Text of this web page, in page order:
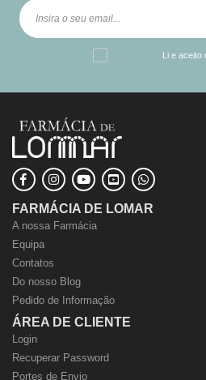
Li e
FARMÁCIA DE LOMAR
A nossa Farmácia
Equipa
Contatos
Do nosso Blog
Pedido de Informação
ÁREA DE CLIENTE
Login
Recuperar Password
Portes de Envio